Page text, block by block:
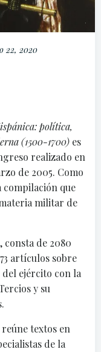
22, 2020
política,
(1500-1700) es
realizado en
de 2005. Como
compilación que
militar de
consta de 2080
artículos sobre
ejército con la
y su
textos en
de la